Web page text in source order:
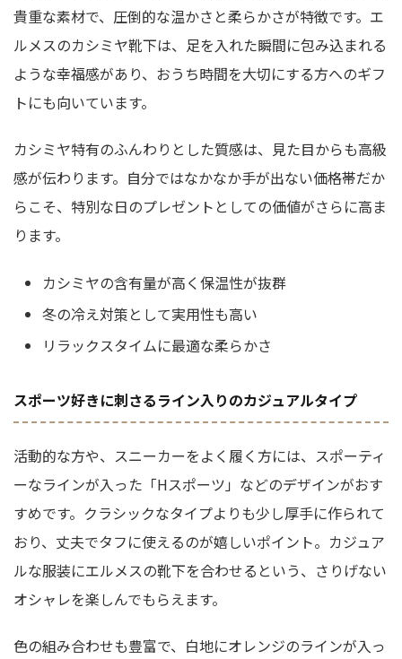
貴重な素材で、圧倒的な温かさと柔らかさが特徴です。エ
ルメスのカシミヤ靴下は、足を入れた瞬間に包み込まれる
ような幸福感があり、おうち時間を大切にする方へのギフ
トにも向いています。
カシミヤ特有のふんわりとした質感は、見た目からも高級
感が伝わります。自分ではなかなか手が出ない価格帯だか
らこそ、特別な日のプレゼントとしての価値がさらに高ま
ります。
カシミヤの含有量が高く保温性が抜群
冬の冷え対策として実用性も高い
リラックスタイムに最適な柔らかさ
スポーツ好きに刺さるライン入りのカジュアルタイプ
活動的な方や、スニーカーをよく履く方には、スポーティ
ーなラインが入った「Hスポーツ」などのデザインがおす
すめです。クラシックなタイプよりも少し厚手に作られて
おり、丈夫でタフに使えるのが嬉しいポイント。カジュア
ルな服装にエルメスの靴下を合わせるという、さりげない
オシャレを楽しんでもらえます。
色の組み合わせも豊富で、白地にオレンジのラインが入っ